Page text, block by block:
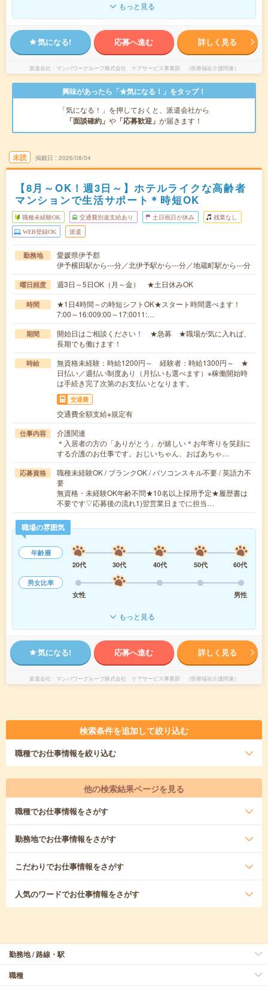
もっと見る
気になる! 応募へ進む 詳しく見る
派遣会社 マンパワーグループ株式会社 ケアサービス事業部 （医療福祉介護関連）
興味があったら「★気になる！」をタップ！
「気になる！」を押しておくと、派遣会社から
「面談確約」 や 「応募歓迎」 が届きます！
未読 掲載日 2026/08/04
【8月～OK！週3日～】ホテルライクな高齢者
マンションで生活サポート＊時短OK
職種未経験OK 交通費別途支給あり 土日祝日が休み 残業なし
WEB登録OK 派遣
勤務地
愛媛県伊予郡
伊予横田駅から---分／北伊予駅から---分／地蔵町駅から---分
曜日頻度 週3日～5日OK（月～金） ★土日休みOK
時間
★1日4時間～の時短シフトOK★スタート時間選べます！
7:00～16:009:00～17:0011:…
期間
開始日はご相談ください！ ★急募 ★職場が気に入れば、
長期でも働けます！
時給
無資格未経験：時給1200円～ 経験者：時給1300円～ ★
日払い／週払い制度あり（月払いも選べます）※稼働開始時
は手続き完了次第のお支払いとなります。
交通費
交通費全額支給※規定有
仕事内容
介護関連
＊入居者の方の「ありがとう」が嬉しい＊お年寄りを笑顔に
する介護のお仕事です。おじいちゃん、おばあちゃ…
応募資格
職種未経験OK / ブランクOK / パソコンスキル不要 / 英語力不
要
無資格・未経験OK年齢不問★10名以上採用予定★履歴書は
不要です▽応募後の流れ1)翌営業日までに担当…
職場の雰囲気
年齢層
20代
30代 40代 50代
60代
男女比率
女性
男性
もっと見る
気になる! 応募へ進む 詳しく見る
派遣会社 マンパワーグループ株式会社 ケアサービス事業部 （医療福祉介護関連）
検索条件を追加して絞り込む
職種でお仕事情報を絞り込む
他の検索結果ページを見る
職種でお仕事情報をさがす
勤務地でお仕事情報をさがす
こだわりでお仕事情報をさがす
人気のワードでお仕事情報をさがす
勤務地 / 路線・駅
職種